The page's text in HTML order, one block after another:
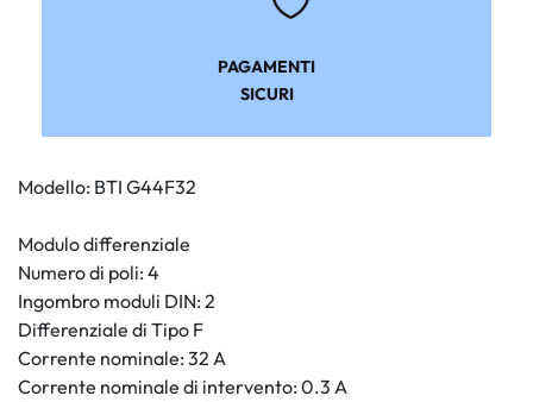
PAGAMENTI
SICURI
Modello: BTI G44F32
Modulo differenziale
Numero di poli: 4
Ingombro moduli DIN: 2
Differenziale di Tipo F
Corrente nominale: 32 A
Corrente nominale di intervento: 0.3 A